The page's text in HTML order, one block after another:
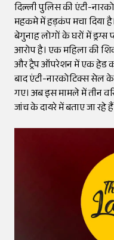
दिल्ली पुलिस की एंटी-
महकमे में हड़कंप मचा दिया
बेगुनाह लोगों के घरों में
आरोप है। एक महिला की
और ट्रैप ऑपरेशन में एक हेड
बाद एंटी-नारकोटिक्स सेल
गए। अब इस मामले में तीन
जांच के दायरे में बताए जा रहे